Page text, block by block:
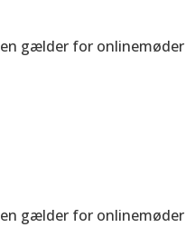
gælder for onlinemøder
gælder for onlinemøder